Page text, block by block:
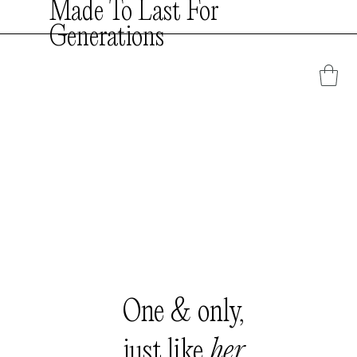
Made To Last For
Generations
One & only,